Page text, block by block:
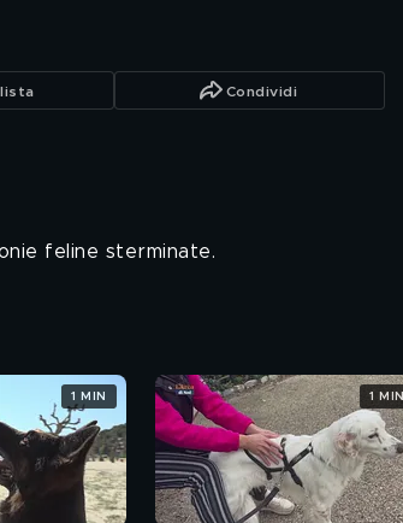
Condividi
feline sterminate.
1 MIN 1 MIN